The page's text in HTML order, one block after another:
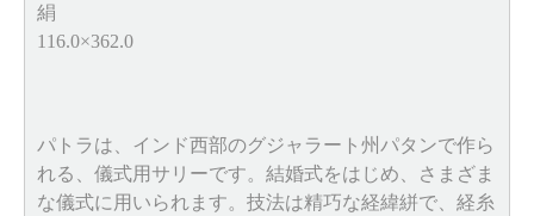
絹
116.0×362.0
パトラは、インド西部のグジャラート州パタンで作ら
れる、儀式用サリーです。結婚式をはじめ、さまざま
な儀式に用いられます。技法は精巧な経緯絣で、経糸